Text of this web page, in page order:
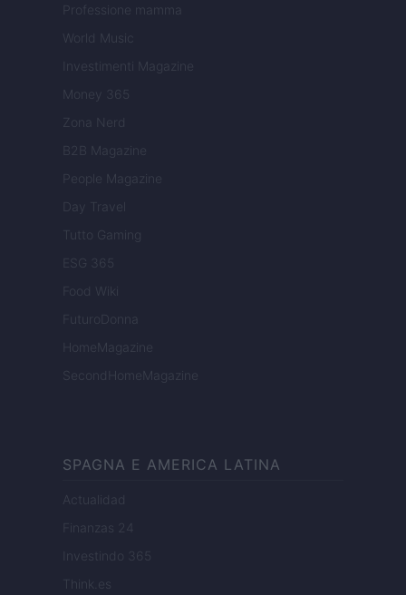
Professione mamma
World Music
Investimenti Magazine
Money 365
Zona Nerd
B2B Magazine
People Magazine
Day Travel
Tutto Gaming
ESG 365
Food Wiki
FuturoDonna
HomeMagazine
SecondHomeMagazine
SPAGNA E AMERICA LATINA
Actualidad
Finanzas 24
Investindo 365
Think.es